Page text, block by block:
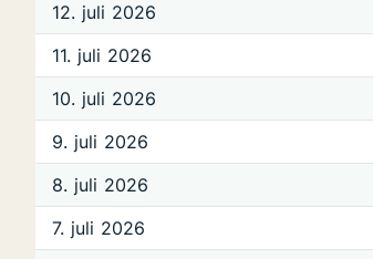
12. juli 2026
11. juli 2026
10. juli 2026
9. juli 2026
8. juli 2026
7. juli 2026